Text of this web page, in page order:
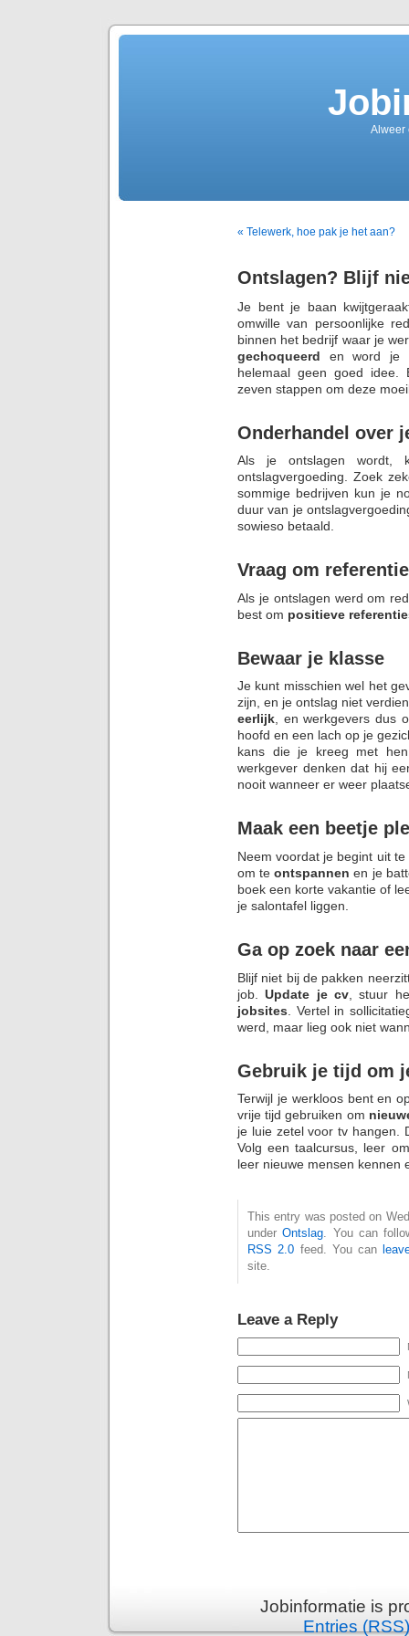
Alweer
« Telewerk, hoe pak je het aan?
Ontslagen? Blijf
Je bent je baan
omwille van persoonlijke
binnen het bedrijf waar je
gechoqueerd en word je
helemaal geen goed idee.
zeven stappen om deze
Onderhandel over
Als je ontslagen wordt,
ontslagvergoeding. Zoek
sommige bedrijven kun je
duur van je
sowieso betaald.
Vraag om
Als je ontslagen werd om
best om positieve
Bewaar je klasse
Je kunt misschien wel het
zijn, en je ontslag niet
eerlijk, en werkgevers dus
hoofd en een lach op je
kans die je kreeg met
werkgever denken dat hij
nooit wanneer er weer
Maak een beetje
Neem voordat je begint uit
om teontspannenen je
boek een korte vakantie of
je salontafel liggen.
Ga op zoek naar
Blijf niet bij de pakken
job.Update je cv , stuur
jobsites . Vertel in
werd, maar lieg ook niet
Gebruik je tijd om
Terwijl je werkloos bent en
vrije tijd gebruiken om
je luie zetel voor tv hangen.
Volg een taalcursus, leer
leer nieuwe mensen kennen
This entry was posted on
underOntslag. You can
RSS 2.0 feed. You can
site.
Leave a Reply
Jobinformatie is
Entries (RSS)